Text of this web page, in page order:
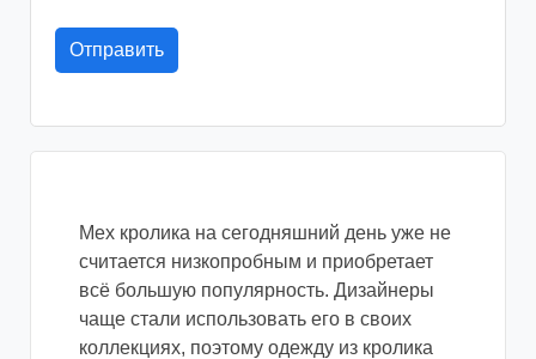
Мех кролика на сегодняшний день уже не
считается низкопробным и приобретает
всё большую популярность. Дизайнеры
чаще стали использовать его в своих
коллекциях, поэтому одежду из кролика